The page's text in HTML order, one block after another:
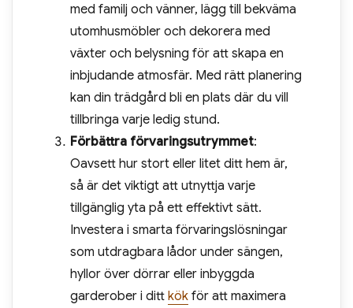
med familj och vänner, lägg till bekväma
utomhusmöbler och dekorera med
växter och belysning för att skapa en
inbjudande atmosfär. Med rätt planering
kan din trädgård bli en plats där du vill
tillbringa varje ledig stund.
Förbättra förvaringsutrymmet:
Oavsett hur stort eller litet ditt hem är,
så är det viktigt att utnyttja varje
tillgänglig yta på ett effektivt sätt.
Investera i smarta förvaringslösningar
som utdragbara lådor under sängen,
hyllor över dörrar eller inbyggda
garderober i ditt kökför att maximera